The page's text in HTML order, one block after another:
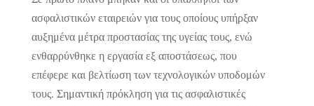
ασφαλιστικών εταιρειών για τους οποίους υπήρξαν
αυξημένα μέτρα προστασίας της υγείας τους, ενώ
ενθαρρύνθηκε η εργασία εξ αποστάσεως, που
επέφερε και βελτίωση των τεχνολογικών υποδομών
τους. Σημαντική πρόκληση για τις ασφαλιστικές